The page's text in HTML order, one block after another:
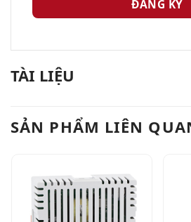
TÀI LIỆU
SẢN PHẨM LIÊN